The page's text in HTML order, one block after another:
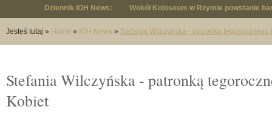
Dziennik IOH News: "Niepodległy - opowieść o Januszu
Jesteś tutaj » Home » IOH News » Stefania Wilczyńska - patronką tegorocznego
Stefania Wilczyńska - patronką
Kobiet